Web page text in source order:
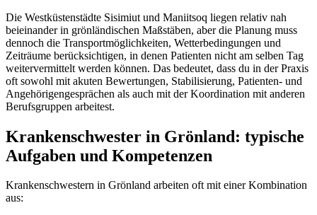
Die Westküstenstädte Sisimiut und Maniitsoq liegen relativ nah
beieinander in grönländischen Maßstäben, aber die Planung muss
dennoch die Transportmöglichkeiten, Wetterbedingungen und
Zeiträume berücksichtigen, in denen Patienten nicht am selben Tag
weitervermittelt werden können. Das bedeutet, dass du in der Praxis
oft sowohl mit akuten Bewertungen, Stabilisierung, Patienten- und
Angehörigengesprächen als auch mit der Koordination mit anderen
Berufsgruppen arbeitest.
Krankenschwester in Grönland: typische
Aufgaben und Kompetenzen
Krankenschwestern in Grönland arbeiten oft mit einer Kombination
aus: